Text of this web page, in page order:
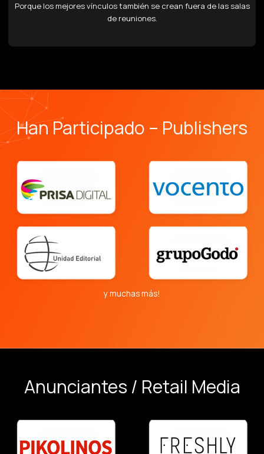
Porque los mejores vínculos también se crean fuera de las salas
de reuniones.
Han Participado – Publishers
y muchas más!
Anunciantes / Retail Media